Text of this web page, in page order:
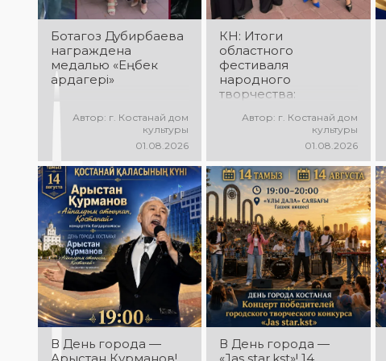
настроение!
Ботагоз Дубирбаева
награждена
медалью «Еңбек
ардагері»
Автор: г. Костанай дом
культуры
01.08.2026
КН: Итоги
областного
фестиваля
народного
творчества:
Автор: г. Костанай дом
культуры
01.08.2026
В День города —
В День города —